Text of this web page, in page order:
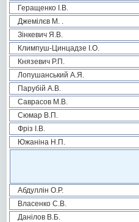
Геращенко І.В.
Джемілєв М. .
Зінкевич Я.В.
Климпуш-Цинцадзе І.О.
Князевич Р.П.
Лопушанський А.Я.
Парубій А.В.
Саврасов М.В.
Сюмар В.П.
Фріз І.В.
Южаніна Н.П.
Абдуллін О.Р.
Власенко С.В.
Данілов В.Б.